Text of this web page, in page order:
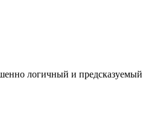
логичный и предсказуемый